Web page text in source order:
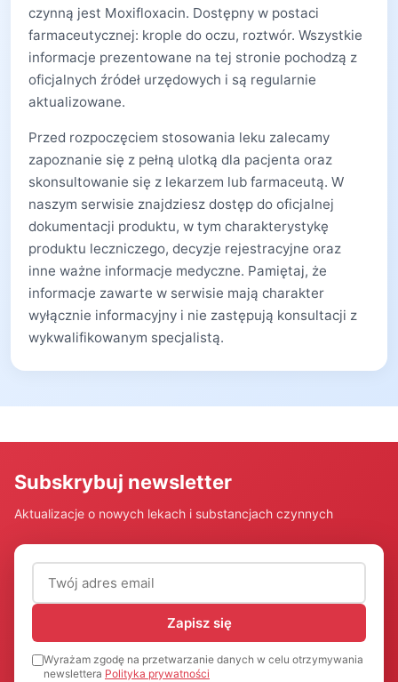
czynną jest Moxifloxacin. Dostępny w postaci
farmaceutycznej: krople do oczu, roztwór. Wszystkie
informacje prezentowane na tej stronie pochodzą z
oficjalnych źródeł urzędowych i są regularnie
aktualizowane.
Przed rozpoczęciem stosowania leku zalecamy
zapoznanie się z pełną ulotką dla pacjenta oraz
skonsultowanie się z lekarzem lub farmaceutą. W
naszym serwisie znajdziesz dostęp do oficjalnej
dokumentacji produktu, w tym charakterystykę
produktu leczniczego, decyzje rejestracyjne oraz
inne ważne informacje medyczne. Pamiętaj, że
informacje zawarte w serwisie mają charakter
wyłącznie informacyjny i nie zastępują konsultacji z
wykwalifikowanym specjalistą.
Subskrybuj newsletter
Aktualizacje o nowych lekach i substancjach czynnych
Adres email (wymagany)
Zapisz się
Wyrażam zgodę na przetwarzanie danych w celu otrzymywania
newslettera Polityka prywatności